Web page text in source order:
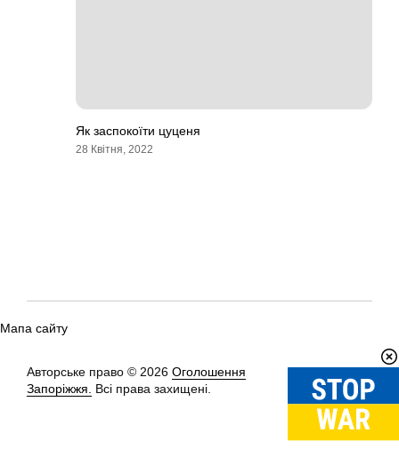
Як заспокоїти цуценя
28 Квітня, 2022
Мапа сайту
Авторське право © 2026 Оголошення
Запоріжжя.
Всі права захищені.
Вгору↑